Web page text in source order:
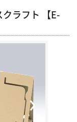
ラフト 【E-
Next